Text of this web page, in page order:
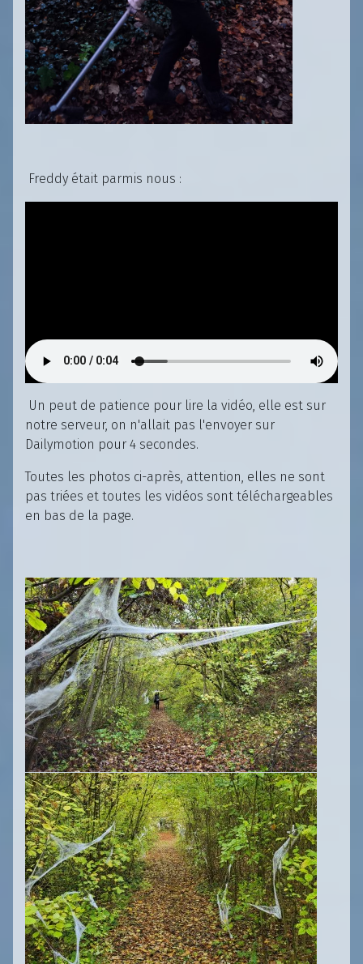
Freddy était parmis nous :
Un peut de patience pour lire la vidéo, elle est sur
notre serveur, on n'allait pas l'envoyer sur
Dailymotion pour 4 secondes.
Toutes les photos ci-après, attention, elles ne sont
pas triées et toutes les vidéos sont téléchargeables
en bas de la page.